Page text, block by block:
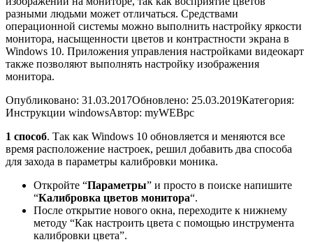
разными людьми может отличаться. Средствами
операционной системы можно выполнить настройку яркости
монитора, насыщенности цветов и контрастности экрана в
Windows 10. Приложения управления настройками видеокарт
также позволяют выполнять настройку изображения
монитора.
Опубликовано: 31.03.2017Обновлено: 25.03.2019Категория:
Инструкции windowsАвтор: myWEBpc
1 способ. Так как Windows 10 обновляется и меняются все
время расположение настроек, решил добавить два способа
для захода в параметры калибровки моника.
Откройте “Параметры” и просто в поиске напишите
“Калибровка цветов монитора“.
После открытие нового окна, переходите к нижнему
методу “Как настроить цвета с помощью инструмента
калибровки цвета”.